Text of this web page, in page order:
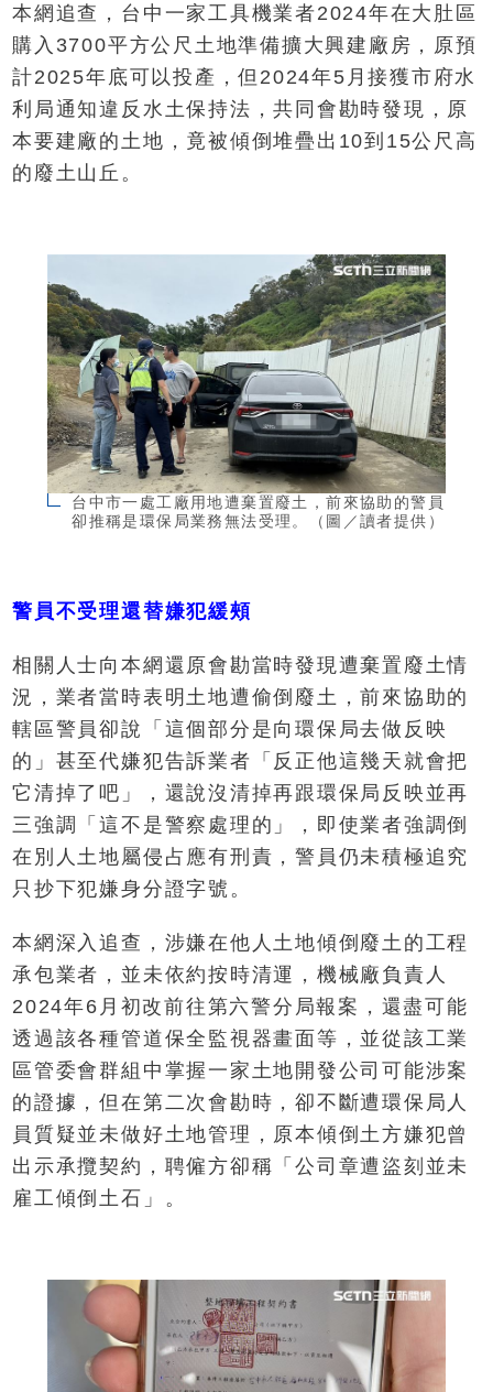
本網追查，台中一家工具機業者2024年在大肚區
購入3700平方公尺土地準備擴大興建廠房，原預
計2025年底可以投產，但2024年5月接獲市府水
利局通知違反水土保持法，共同會勘時發現，原
本要建廠的土地，竟被傾倒堆疊出10到15公尺高
的廢土山丘。
台中市一處工廠用地遭棄置廢土，前來協助的警員
卻推稱是環保局業務無法受理。（圖／讀者提供）
警員不受理還替嫌犯緩頰
相關人士向本網還原會勘當時發現遭棄置廢土情
況，業者當時表明土地遭偷倒廢土，前來協助的
轄區警員卻說「這個部分是向環保局去做反映
的」甚至代嫌犯告訴業者「反正他這幾天就會把
它清掉了吧」，還說沒清掉再跟環保局反映並再
三強調「這不是警察處理的」，即使業者強調倒
在別人土地屬侵占應有刑責，警員仍未積極追究
只抄下犯嫌身分證字號。
本網深入追查，涉嫌在他人土地傾倒廢土的工程
承包業者，並未依約按時清運，機械廠負責人
2024年6月初改前往第六警分局報案，還盡可能
透過該各種管道保全監視器畫面等，並從該工業
區管委會群組中掌握一家土地開發公司可能涉案
的證據，但在第二次會勘時，卻不斷遭環保局人
員質疑並未做好土地管理，原本傾倒土方嫌犯曾
出示承攬契約，聘僱方卻稱「公司章遭盜刻並未
雇工傾倒土石」。